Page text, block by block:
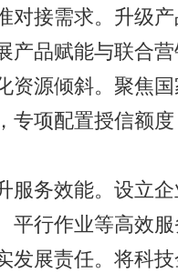
接需求。升级产
产品赋能与联合
源倾斜。聚焦国
专项配置授信额
务效能。设立企
平行作业等高效
展责任。将科技